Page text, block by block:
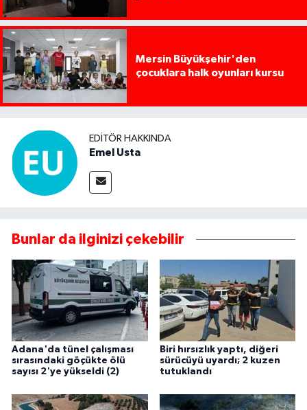
Mersin Büyükşehir'den
çocuklara halk oyunları kursu
EDITÖR HAKKINDA
Emel Usta
Bunlar da ilginizi çekebilir
Adana'da tünel çalışması
sırasındaki göçükte ölü
sayısı 2'ye yükseldi (2)
Biri hırsızlık yaptı, diğeri
sürücüyü uyardı; 2 kuzen
tutuklandı